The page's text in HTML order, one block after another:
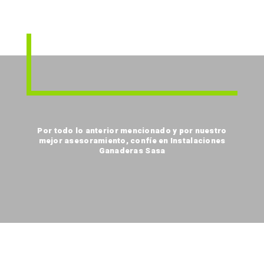
Por todo lo anterior mencionado y por nuestro
mejor asesoramiento, confíe en Instalaciones
Ganaderas Sasa